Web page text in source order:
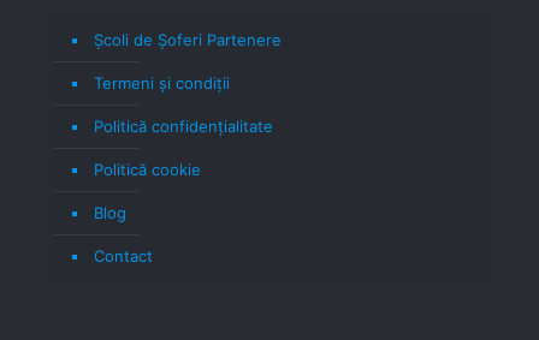
Școli de Șoferi Partenere
Termeni şi condiţii
Politică confidenţialitate
Politică cookie
Blog
Contact